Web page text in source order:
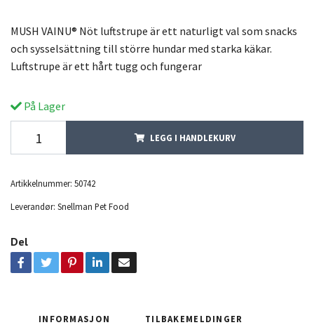
MUSH VAINU® Nöt luftstrupe är ett naturligt val som snacks
och sysselsättning till större hundar med starka käkar.
Luftstrupe är ett hårt tugg och fungerar
På Lager
LEGG I HANDLEKURV
Artikkelnummer: 50742
Leverandør: Snellman Pet Food
Del
INFORMASJON TILBAKEMELDINGER